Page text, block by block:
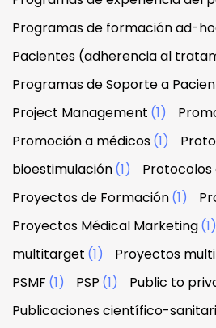
Programas de formación ad-
Pacientes (adherencia al
Programas de Soporte a
Project Management (1)
Promoción a médicos(1)
bioestimulación(1) Protocolos
Proyectos de Formación(1)
Proyectos Médical Marketing(1)
multitarget (1) Proyectos
PSMF (1) PSP (1) Public to
Publicaciones científico-